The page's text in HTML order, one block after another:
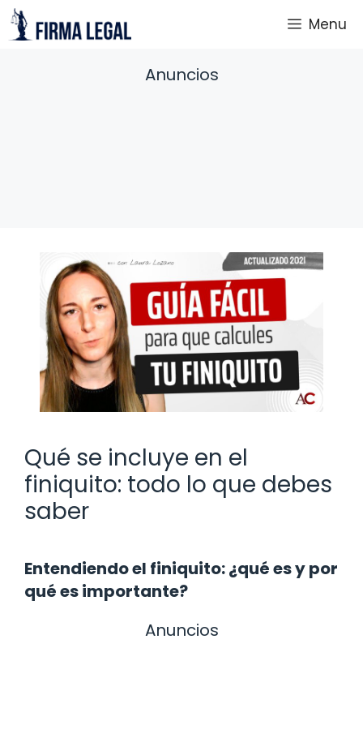
Saltar
al
Menu
Anuncios
Qué se incluye en el
finiquito: todo lo que debes
saber
Entendiendo el finiquito: ¿qué es y por
qué es importante?
Anuncios